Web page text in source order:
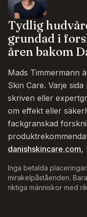
Tydlig
grundad i
åren bakom
Mads Timmermann
Skin Care. Varje
skriven eller
om effekt eller
fackgranskad
danishskincare.com,
Inga betalda
mirakelpåståenden.
riktiga människor med